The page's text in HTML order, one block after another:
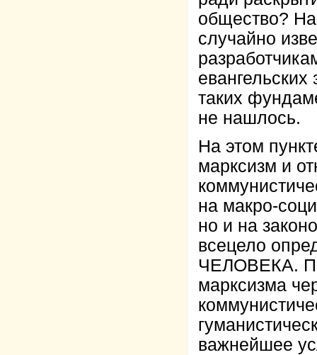
общество? На
случайно
таких
не нашлось.
На этом
марксизм и
на макро-
но и на
всецело
ЧЕЛОВЕКА.
марксизма
важнейшее